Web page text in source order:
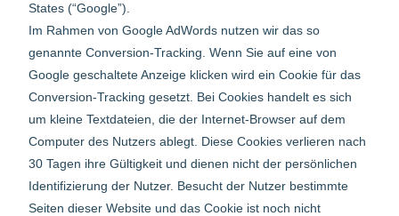
States (“Google”).
Im Rahmen von Google AdWords nutzen wir das so
genannte Conversion-Tracking. Wenn Sie auf eine von
Google geschaltete Anzeige klicken wird ein Cookie für das
Conversion-Tracking gesetzt. Bei Cookies handelt es sich
um kleine Textdateien, die der Internet-Browser auf dem
Computer des Nutzers ablegt. Diese Cookies verlieren nach
30 Tagen ihre Gültigkeit und dienen nicht der persönlichen
Identifizierung der Nutzer. Besucht der Nutzer bestimmte
Seiten dieser Website und das Cookie ist noch nicht